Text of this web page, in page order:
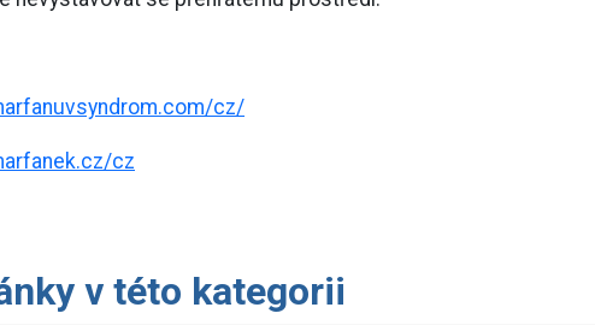
cz/
cz
v této kategorii